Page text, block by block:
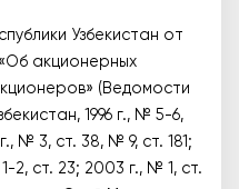
Узбекистан от
акционерных
(Ведомости
1996 г., № 5-6,
№ 3, ст. 38, № 9, ст. 181;
2, ст. 23; 2003 г., № 1, ст.